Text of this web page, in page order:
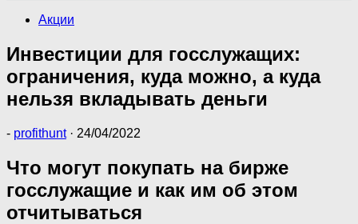
Акции
Инвестиции для госслужащих:
ограничения, куда можно, а куда
нельзя вкладывать деньги
- profithunt · 24/04/2022
Что могут покупать на бирже
госслужащие и как им об этом
отчитываться